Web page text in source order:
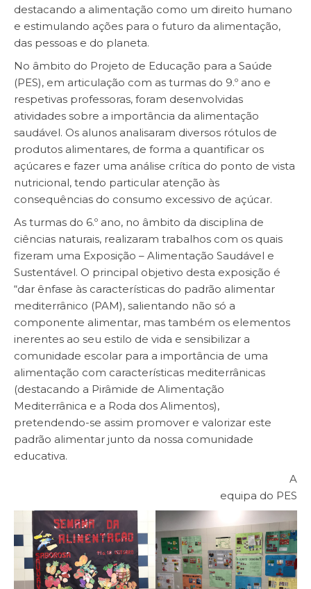
destacando a alimentação como um direito humano
e estimulando ações para o futuro da alimentação,
das pessoas e do planeta.
No âmbito do Projeto de Educação para a Saúde
(PES), em articulação com as turmas do 9.º ano e
respetivas professoras, foram desenvolvidas
atividades sobre a importância da alimentação
saudável. Os alunos analisaram diversos rótulos de
produtos alimentares, de forma a quantificar os
açúcares e fazer uma análise crítica do ponto de vista
nutricional, tendo particular atenção às
consequências do consumo excessivo de açúcar.
As turmas do 6.º ano, no âmbito da disciplina de
ciências naturais, realizaram trabalhos com os quais
fizeram uma Exposição – Alimentação Saudável e
Sustentável. O principal objetivo desta exposição é
“dar ênfase às características do padrão alimentar
mediterrânico (PAM), salientando não só a
componente alimentar, mas também os elementos
inerentes ao seu estilo de vida e sensibilizar a
comunidade escolar para a importância de uma
alimentação com características mediterrânicas
(destacando a Pirâmide de Alimentação
Mediterrânica e a Roda dos Alimentos),
pretendendo-se assim promover e valorizar este
padrão alimentar junto da nossa comunidade
educativa.
A
equipa do PES